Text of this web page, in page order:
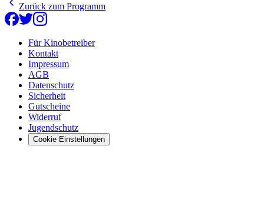
Zurück zum Programm
Für Kinobetreiber
Kontakt
Impressum
AGB
Datenschutz
Sicherheit
Gutscheine
Widerruf
Jugendschutz
Cookie Einstellungen